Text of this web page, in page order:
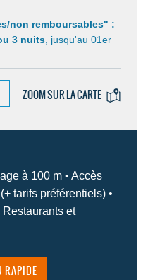
non remboursables" :
3 nuits, jusqu'au 01er
ZOOM SUR LA CARTE
à 100 m • Accès
tarifs préférentiels) •
Restaurants et
RAPIDE